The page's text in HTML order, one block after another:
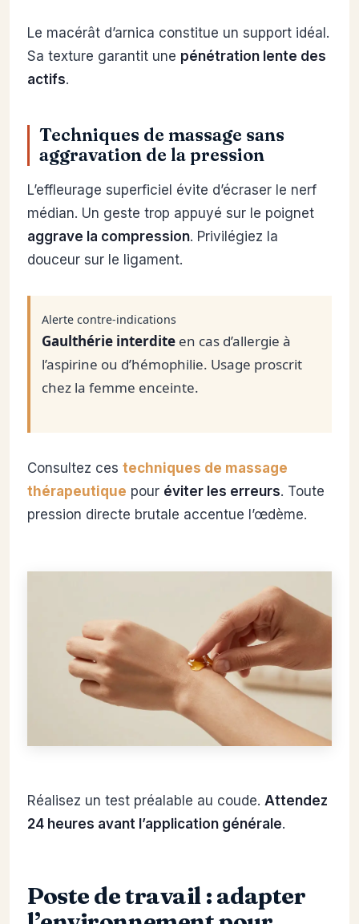
Le macérât d’arnica constitue un support idéal.
Sa texture garantit une pénétration lente des
actifs.
Techniques de massage sans
aggravation de la pression
L’effleurage superficiel évite d’écraser le nerf
médian. Un geste trop appuyé sur le poignet
aggrave la compression. Privilégiez la
douceur sur le ligament.
Alerte contre-indications
Gaulthérie interdite en cas d’allergie à
l’aspirine ou d’hémophilie. Usage proscrit
chez la femme enceinte.
Consultez ces techniques de massage
thérapeutique pour éviter les erreurs. Toute
pression directe brutale accentue l’œdème.
Réalisez un test préalable au coude. Attendez
24 heures avant l’application générale.
Poste de travail : adapter